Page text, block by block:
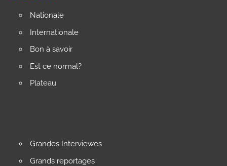
Nationale
Internationale
Bon à savoir
Est ce normal?
Plateau
Grandes Interviewes
Grands reportages